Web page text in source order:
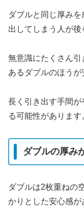
ダブルと同じ厚み
出してしまう人が後
無意識にたくさん
あるダブルのほうが
長く引き出す手間が
る可能性があります
ダブルの厚み
ダブルは2枚重ねの
かりとした安心感が